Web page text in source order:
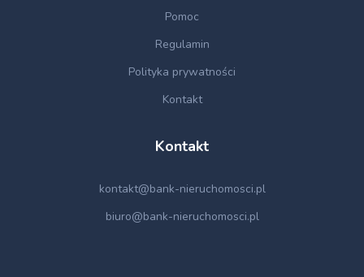
Pomoc
Regulamin
Polityka prywatności
Kontakt
Kontakt
kontakt@bank-nieruchomosci.pl
biuro@bank-nieruchomosci.pl